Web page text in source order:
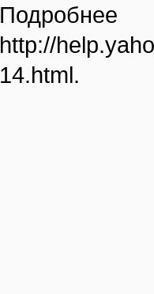
http://
14.html.